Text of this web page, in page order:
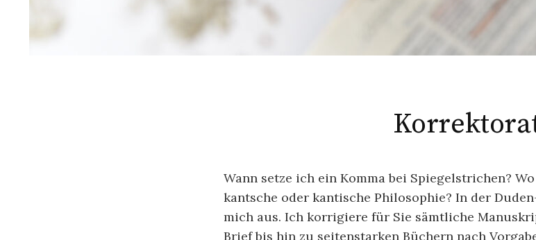
Wann setze ich ein Komma bei Spiegelstrichen?
kantsche oder kantische Philosophie? In der
mich aus. Ich korrigiere für Sie sämtliche
Brief bis hin zu seitenstarken Büchern nach